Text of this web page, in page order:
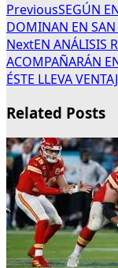
PreviousSEGÚN
DOMINAN EN SAN
NextEN ANÁLISIS
ACOMPAÑARÁN
ÉSTE LLEVA
Related Posts